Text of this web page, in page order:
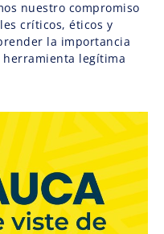
nuestro compromiso
críticos, éticos y
la importancia
legítima